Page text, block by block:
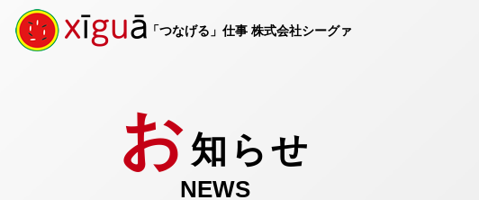
「つなげる」仕事 株式会社シーグァ
お 知らせ
NEWS